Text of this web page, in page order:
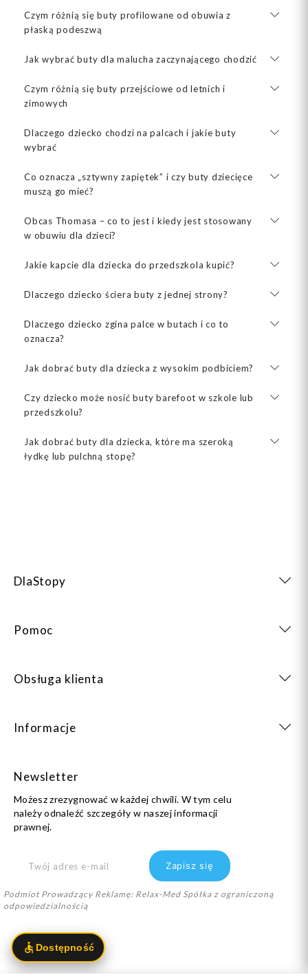
Czym różnią się buty profilowane od obuwia z
płaską podeszwą
Jak wybrać buty dla malucha zaczynającego chodzić
Czym różnią się buty przejściowe od letnich i
zimowych
Dlaczego dziecko chodzi na palcach i jakie buty
wybrać
Co oznacza „sztywny zapiętek” i czy buty dziecięce
muszą go mieć?
Obcas Thomasa – co to jest i kiedy jest stosowany
w obuwiu dla dzieci?
Jakie kapcie dla dziecka do przedszkola kupić?
Dlaczego dziecko ściera buty z jednej strony?
Dlaczego dziecko zgina palce w butach i co to
oznacza?
Jak dobrać buty dla dziecka z wysokim podbiciem?
Czy dziecko może nosić buty barefoot w szkole lub
przedszkolu?
Jak dobrać buty dla dziecka, które ma szeroką
łydkę lub pulchną stopę?
DlaStopy
Pomoc
Obsługa klienta
Informacje
Newsletter
Możesz zrezygnować w każdej chwili. W tym celu
należy odnaleźć szczegóły w naszej informacji
prawnej.
Podmiot Prowadzący Reklamę: Relax-Med Spółka z ograniczoną
odpowiedzialnością